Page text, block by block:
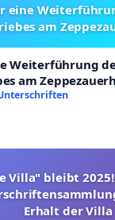
eine
am
Weiterführung
am
Villa" bleibt 2025!
Erhalt der Villa